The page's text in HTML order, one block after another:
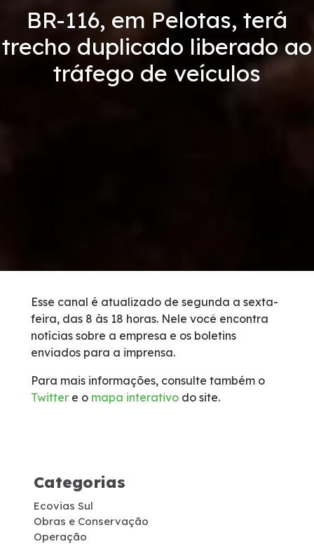
Código de Conduta
Condições da Via
Inspeção de Tráfego
Guincho
Socorro Médico
Cargas Especiais
Links Úteis
BR-116, em Pelotas, terá
trecho duplicado liberado ao
tráfego de veículos
Esse canal é atualizado de segunda a sexta-
feira, das 8 às 18 horas. Nele você encontra
notícias sobre a empresa e os boletins
enviados para a imprensa.
Para mais informações, consulte também o
Twitter e o mapa interativo do site.
Categorias
Ecovias Sul
Obras e Conservação
Operação